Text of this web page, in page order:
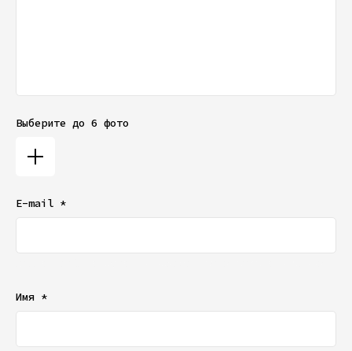
Выберите до 6 фото
E-mail *
Имя *